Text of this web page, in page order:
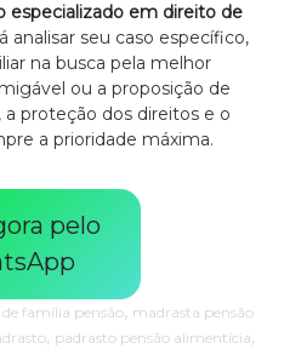
especializado em direito de
analisar seu caso específico,
na busca pela melhor
ou a proposição de
proteção dos direitos e o
a prioridade máxima.
pelo
família pensão, madrasta pensão
, padrasto pensão alimentícia,